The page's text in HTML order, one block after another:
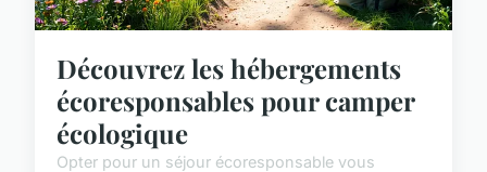
Découvrez les hébergements
écoresponsables pour camper
écologique
Opter pour un séjour écoresponsable vous